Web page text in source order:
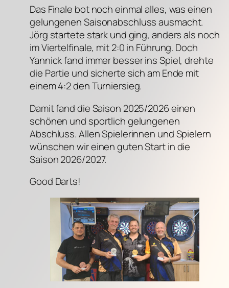
Das Finale bot noch einmal alles, was einen
gelungenen Saisonabschluss ausmacht.
Jörg startete stark und ging, anders als noch
im Viertelfinale, mit 2:0 in Führung. Doch
Yannick fand immer besser ins Spiel, drehte
die Partie und sicherte sich am Ende mit
einem 4:2 den Turniersieg.
Damit fand die Saison 2025/2026 einen
schönen und sportlich gelungenen
Abschluss. Allen Spielerinnen und Spielern
wünschen wir einen guten Start in die
Saison 2026/2027.
Good Darts!